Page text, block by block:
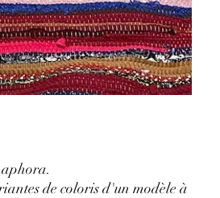
de coloris d'un modèle à